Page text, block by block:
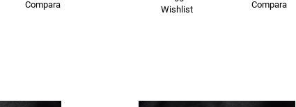
Compara
Wishlist
Compara